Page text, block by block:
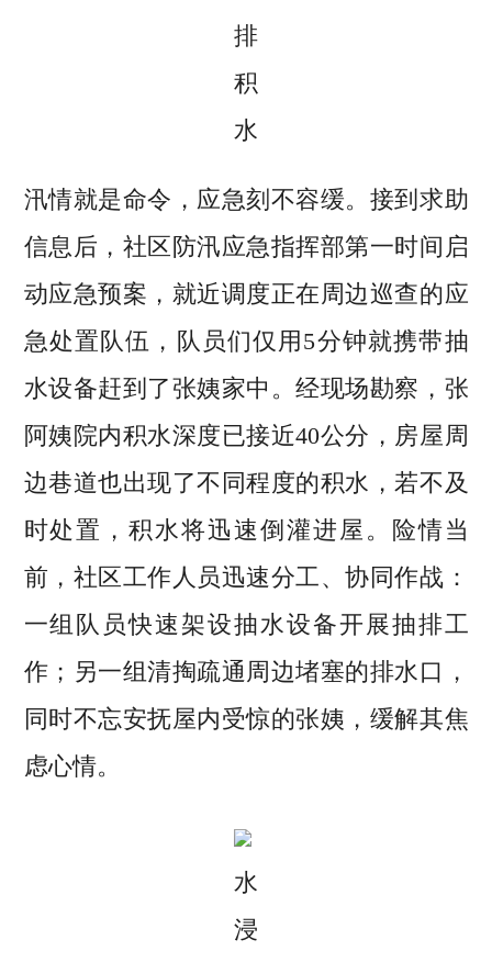
排
积
水
汛情就是命令，应急刻不容缓。接到求助
信息后，社区防汛应急指挥部第一时间启
动应急预案，就近调度正在周边巡查的应
急处置队伍，队员们仅用5分钟就携带抽
水设备赶到了张姨家中。经现场勘察，张
阿姨院内积水深度已接近40公分，房屋周
边巷道也出现了不同程度的积水，若不及
时处置，积水将迅速倒灌进屋。险情当
前，社区工作人员迅速分工、协同作战：
一组队员快速架设抽水设备开展抽排工
作；另一组清掏疏通周边堵塞的排水口，
同时不忘安抚屋内受惊的张姨，缓解其焦
虑心情。
水
浸